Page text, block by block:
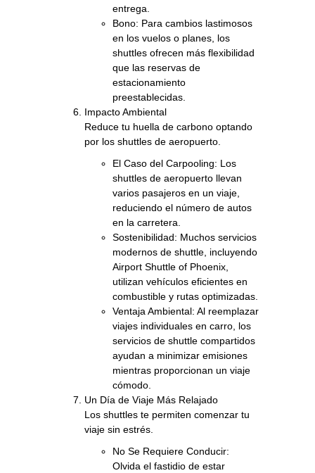
entrega.
Bono: Para cambios lastimosos
en los vuelos o planes, los
shuttles ofrecen más flexibilidad
que las reservas de
estacionamiento
preestablecidas.
Impacto Ambiental
Reduce tu huella de carbono optando
por los shuttles de aeropuerto.
El Caso del Carpooling: Los
shuttles de aeropuerto llevan
varios pasajeros en un viaje,
reduciendo el número de autos
en la carretera.
Sostenibilidad: Muchos servicios
modernos de shuttle, incluyendo
Airport Shuttle of Phoenix,
utilizan vehículos eficientes en
combustible y rutas optimizadas.
Ventaja Ambiental: Al reemplazar
viajes individuales en carro, los
servicios de shuttle compartidos
ayudan a minimizar emisiones
mientras proporcionan un viaje
cómodo.
Un Día de Viaje Más Relajado
Los shuttles te permiten comenzar tu
viaje sin estrés.
No Se Requiere Conducir:
Olvida el fastidio de estar